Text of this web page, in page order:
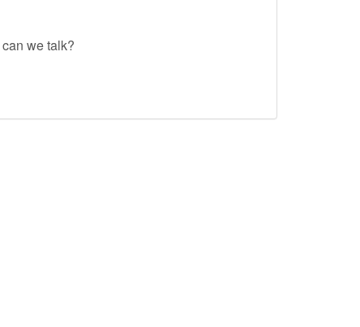
we talk?